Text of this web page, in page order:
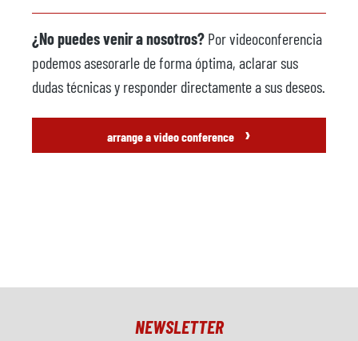
¿No puedes venir a nosotros? Por videoconferencia
podemos asesorarle de forma óptima, aclarar sus
dudas técnicas y responder directamente a sus deseos.
arrange a video conference ›
NEWSLETTER